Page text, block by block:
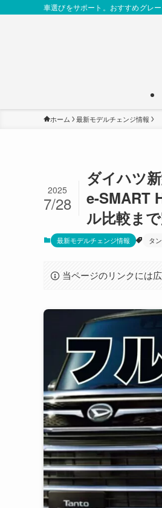
車選びをサポート。おすすめグレ
ホーム 最新モデルチェンジ情報
ダイハツ
e-SMART
ル比較ま
2025
7/28
最新モデルチェンジ情報 タ
当ページのリンクには